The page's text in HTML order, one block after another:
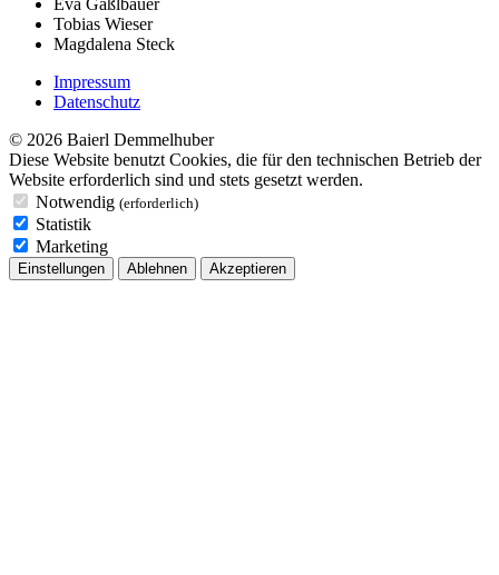
Eva Gaßlbauer
Tobias Wieser
Magdalena Steck
Impressum
Datenschutz
© 2026 Baierl Demmelhuber
Diese Website benutzt Cookies, die für den technischen Betrieb der
Website erforderlich sind und stets gesetzt werden.
Notwendig (erforderlich)
Statistik
Marketing
Einstellungen Ablehnen Akzeptieren